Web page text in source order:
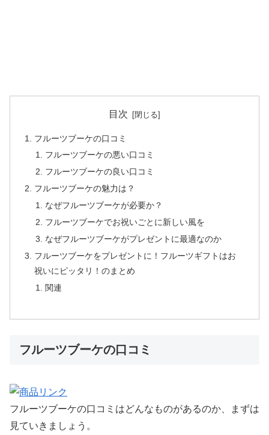
目次
フルーツブーケの口コミ
フルーツブーケの悪い口コミ
フルーツブーケの良い口コミ
フルーツブーケの魅力は？
なぜフルーツブーケが必要か？
フルーツブーケでお祝いごとに新しい風を
なぜフルーツブーケがプレゼントに最適なのか
フルーツブーケをプレゼントに！フルーツギフトはお
祝いにピッタリ！のまとめ
関連
フルーツブーケの口コミ
フルーツブーケの口コミはどんなものがあるのか、まずは
見ていきましょう。